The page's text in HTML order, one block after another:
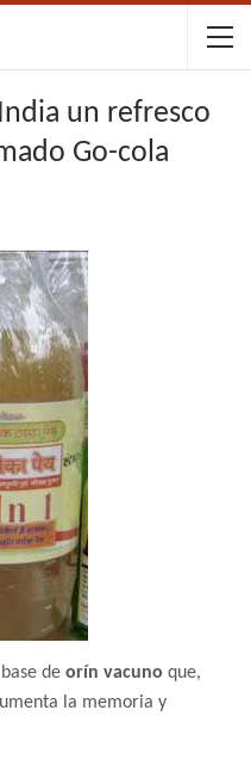
un refresco
Go-cola
de orín vacuno que,
la memoria y